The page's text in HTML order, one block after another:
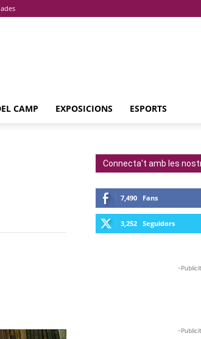
CAMP EXPOSICIONS ESPORTS
Connecta't amb les
7,490 Fans
3,252 Seguidors
-
-